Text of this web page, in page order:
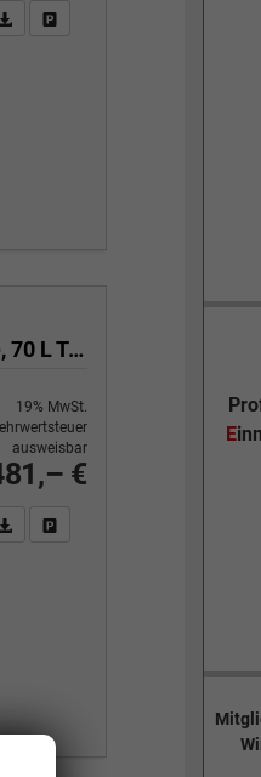
Sie an
PDF-Fahrzeugexposé drucken
Fahrzeug drucken, parken
Plus kurz max. 6 Sitze 2.0 TDI SCR 81 kW 6-Gang, Klimaanlage, 70 L Tank, Sitze, LED, PDC, App Connect,
€
19% MwSt.
ausweisbar
Sie an
PDF-Fahrzeugexposé drucken
Fahrzeug drucken, parken
E